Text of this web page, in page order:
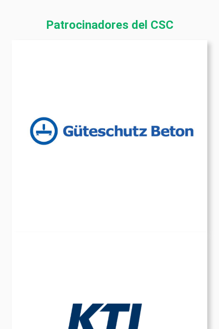
Patrocinadores del CSC